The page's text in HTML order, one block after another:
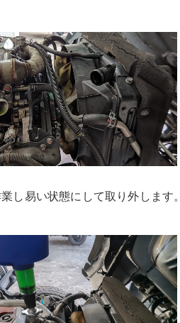
し易い状態にして取り外します。